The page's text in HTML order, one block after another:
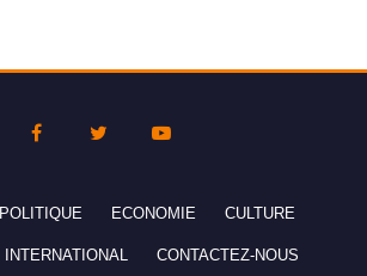
POLITIQUE ECONOMIE CULTURE
INTERNATIONAL CONTACTEZ-NOUS